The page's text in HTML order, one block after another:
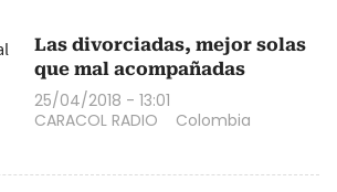
Las divorciadas, mejor solas
que mal acompañadas
25/04/2018 - 13:01
CARACOL RADIO
Colombia